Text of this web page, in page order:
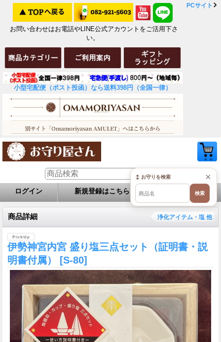
お問い合わせはお電話やLINE公式アカウントをご活用下さ
い。
小型宅配便（ポスト投函）なら送料398円（全国一律）
PCサイト
ログイン 新規登録はこちら お問い合せ
商品詳細 浄化アイテム・塩 他
伊勢神宮内宮 盛り塩三点セット（証明書・説
明書付属） [S-80]
×
↕ お守りを検索
検索